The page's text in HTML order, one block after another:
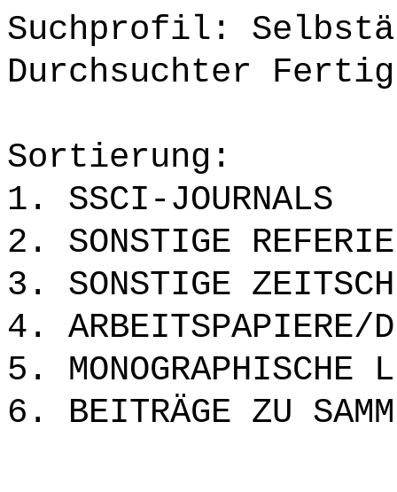
Suchprofil:
Durchsuchter
Sortierung:
1. SSCI-JOURNALS
2. SONSTIGE
3. SONSTIGE
4. ARBEITSPAPIERE/
5. MONOGRAPHISCHE
6. BEITRÄGE ZU